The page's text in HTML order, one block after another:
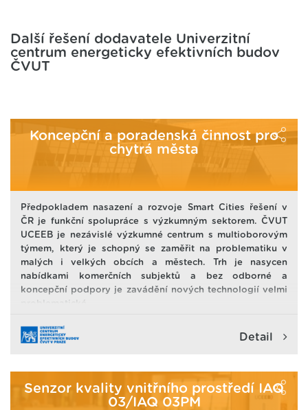
Další řešení dodavatele Univerzitní
centrum energeticky efektivních budov
ČVUT
Koncepční a poradenská činnost pro
chytrá města
Předpokladem nasazení a rozvoje Smart Cities řešení v
ČR je funkční spolupráce s výzkumným sektorem. ČVUT
UCEEB je nezávislé výzkumné centrum s multioborovým
týmem, který je schopný se zaměřit na problematiku v
malých i velkých obcích a městech. Trh je nasycen
nabídkami komerčních subjektů a bez odborné a
koncepční podpory je zavádění nových technologií velmi
problematické.
Detail
Senzor kvality vnitřního prostředí IAQ
03/IAQ 03PM